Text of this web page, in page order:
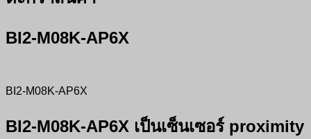
BI2-M08K-AP6X
BI2-M08K-AP6X
BI2-M08K-AP6X เป็นเซ็นเซอร์ proximity